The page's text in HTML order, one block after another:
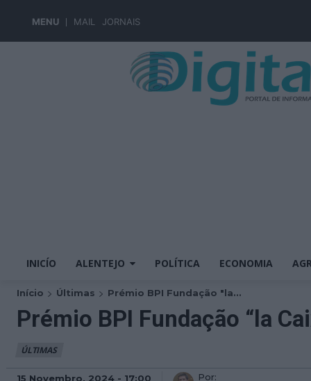
MENU MAIL JORNAIS
INICÍO ALENTEJO POLÍTICA ECONOMIA
Início Últimas Prémio BPI Fundação "la...
Prémio BPI Fundação “la
ÚLTIMAS
15 Novembro, 2024 - 17:00
Por: